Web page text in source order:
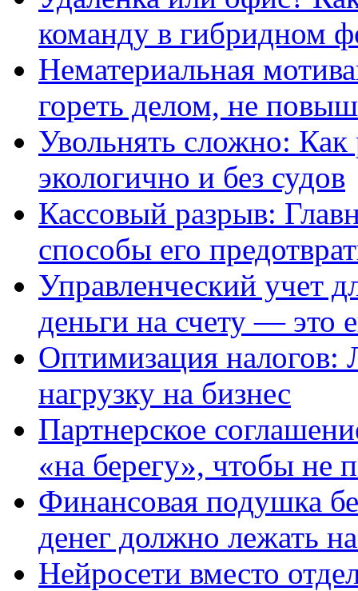
команду в гибридном
Нематериальная
гореть делом, не
Увольнять сложно: Как
экологично и без судов
Кассовый разрыв:
способы его
Управленческий учет
деньги на счету — это
Оптимизация налогов:
нагрузку на бизнес
Партнерское
«на берегу», чтобы не
Финансовая подушка
денег должно лежать
Нейросети вместо